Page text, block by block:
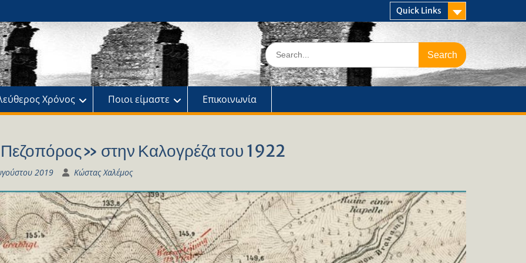
Quick Links
Search
for:
Χρόνος Ποιοι είμαστε Επικοινωνία
στην Καλογρέζα του 1922
2019 Κώστας Χαλέμος